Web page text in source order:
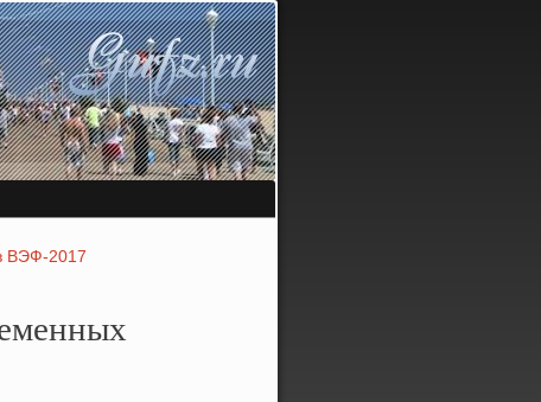
ВЭФ-2017